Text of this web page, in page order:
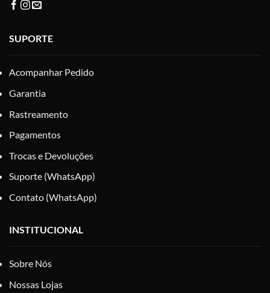
SUPORTE
Acompanhar Pedido
Garantia
Rastreamento
Pagamentos
Trocas e Devoluções
Suporte (WhatsApp)
Contato (WhatsApp)
INSTITUCIONAL
Sobre Nós
Nossas Lojas